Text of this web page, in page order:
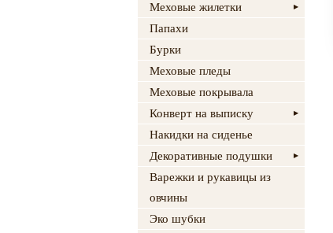
Меховые жилетки
Папахи
Бурки
Меховые пледы
Меховые покрывала
Конверт на выписку
Накидки на сиденье
Декоративные подушки
Варежки и рукавицы из
овчины
Эко шубки